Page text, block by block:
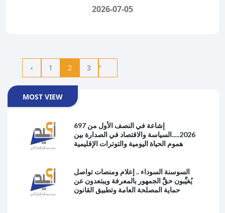
2026-07-05
‹ 1 2 3 ›
MOST VIEW
697 إشاعة في النصف الأول من
2026.....السياسة والاقتصاد في الصدارة بين
هموم الحياة اليومية والتوترات الإقليمية
السوسنة السوداء .. إعلام ومنصات تواصل
يُغيِّبون حقَّ الجمهور بالمعرفة ويبتعدون عن
حماية المصلحة العامة وتطبيق القانون